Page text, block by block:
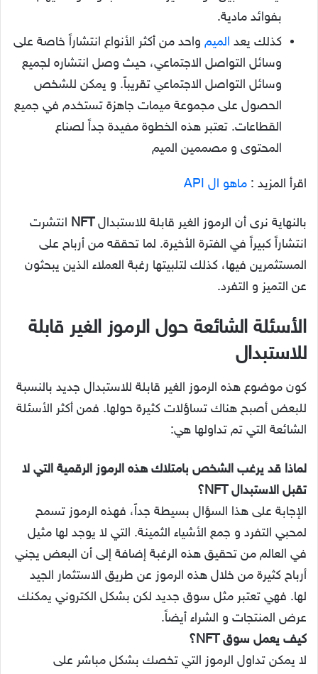
بفوائد مادية.
كذلك يعد الميم واحد من أكثر الأنواع انتشاراً خاصة على
وسائل التواصل الاجتماعي، حيث وصل انتشاره لجميع
وسائل التواصل الاجتماعي تقريباً. و يمكن للشخص
الحصول على مجموعة ميمات جاهزة تستخدم في جميع
القطاعات. تعتبر هذه الخطوة مفيدة جداً لصناع
المحتوى و مصممين الميم
اقرأ المزيد : ماهو ال API
بالنهاية نرى أن الرموز الغير قابلة للاستبدالNFT انتشرت
انتشاراً كبيراً في الفترة الأخيرة. لما تحققه من أرباح على
المستثمرين فيها، كذلك لتلبيتها رغبة العملاء الذين يبحثون
عن التميز و التفرد.
الأسئلة الشائعة حول الرموز الغير قابلة
للاستبدال
كون موضوع هذه الرموز الغير قابلة للاستبدال جديد بالنسبة
للبعض أصبح هناك تساؤلات كثيرة حولها. فمن أكثر الأسئلة
الشائعة التي تم تداولها هي:
لماذا قد يرغب الشخص بامتلاك هذه الرموز الرقمية التي لا
تقبل الاستبدال NFT؟
الإجابة على هذا السؤال بسيطة جداً، فهذه الرموز تسمح
لمحبي التفرد و جمع الأشياء الثمينة. التي لا يوجد لها مثيل
في العالم من تحقيق هذه الرغبة إضافة إلى أن البعض يجني
أرباح كثيرة من خلال هذه الرموز عن طريق الاستثمار الجيد
لها. فهي تعتبر مثل سوق جديد لكن بشكل الكتروني يمكنك
عرض المنتجات و الشراء أيضاً.
كيف يعمل سوق NFT؟
لا يمكن تداول الرموز التي تخصك بشكل مباشر على